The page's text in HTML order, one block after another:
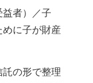
者）／子
めに子が財産
の形で整理